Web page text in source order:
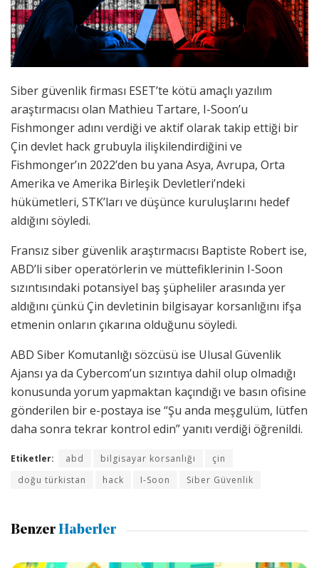
Siber güvenlik firması ESET’te kötü amaçlı yazılım
araştırmacısı olan Mathieu Tartare, I-Soon’u
Fishmonger adını verdiği ve aktif olarak takip ettiği bir
Çin devlet hack grubuyla ilişkilendirdiğini ve
Fishmonger’ın 2022’den bu yana Asya, Avrupa, Orta
Amerika ve Amerika Birleşik Devletleri’ndeki
hükümetleri, STK’ları ve düşünce kuruluşlarını hedef
aldığını söyledi.
Fransız siber güvenlik araştırmacısı Baptiste Robert ise,
ABD’li siber operatörlerin ve müttefiklerinin I-Soon
sızıntısındaki potansiyel baş şüpheliler arasında yer
aldığını çünkü Çin devletinin bilgisayar korsanlığını ifşa
etmenin onların çıkarına olduğunu söyledi.
ABD Siber Komutanlığı sözcüsü ise Ulusal Güvenlik
Ajansı ya da Cybercom’un sızıntıya dahil olup olmadığı
konusunda yorum yapmaktan kaçındığı ve basın ofisine
gönderilen bir e-postaya ise “Şu anda meşgulüm, lütfen
daha sonra tekrar kontrol edin” yanıtı verdiği öğrenildi.
Etiketler: abd bilgisayar korsanlığı
çin
doğu türkistan
hack I-Soon Siber Güvenlik
Benzer Haberler